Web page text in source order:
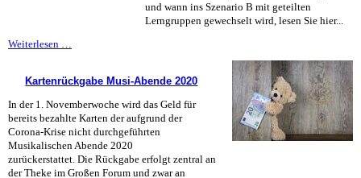
und wann ins Szenario B mit geteilten
Lerngruppen gewechselt wird, lesen Sie hier...
Weiterlesen …
Lockdown“
Kartenrückgabe Musi-Abende 2020
In der 1. Novemberwoche wird das Geld für
bereits bezahlte Karten der aufgrund der
Corona-Krise nicht durchgeführten
Musikalischen Abende 2020
zurückerstattet. Die Rückgabe erfolgt zentral an
der Theke im Großen Forum und zwar an